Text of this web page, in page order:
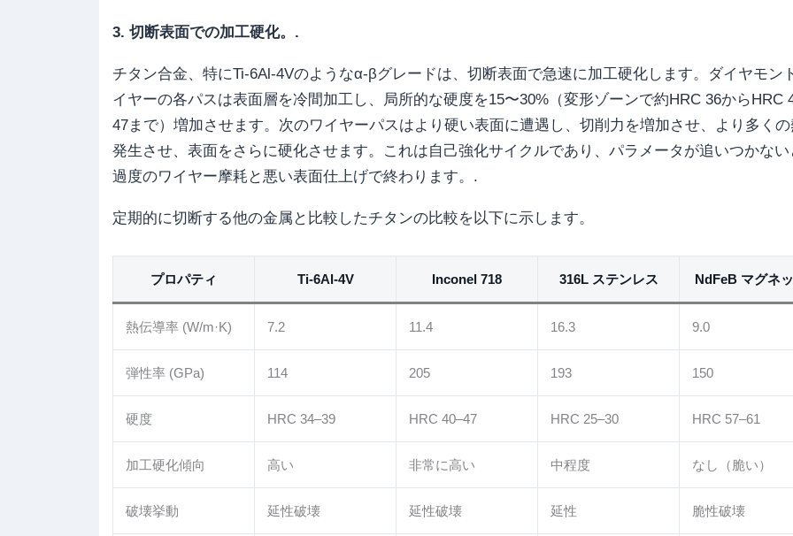
3. 切断表面での加工硬化。.
チタン合金、特にTi-6Al-4Vのようなα-βグレードは、切断表面で急速に加工硬化します。ダイヤモン
イヤーの各パスは表面層を冷間加工し、局所的な硬度を15〜30%（変形ゾーンで約HRC 36からHRC
47まで）増加させます。次のワイヤーパスはより硬い表面に遭遇し、切削力を増加させ、より多くの
発生させ、表面をさらに硬化させます。これは自己強化サイクルであり、パラメータが追いつかない
過度のワイヤー摩耗と悪い表面仕上げで終わります。.
定期的に切断する他の金属と比較したチタンの比較を以下に示します。
プロパティ Ti-6Al-4V Inconel 718 316L ステンレス NdFeB マグネ
熱伝導率 (W/m·K) 7.2 11.4 16.3 9.0
弾性率 (GPa) 114 205 193 150
硬度 HRC 34–39 HRC 40–47 HRC 25–30 HRC 57–61
加工硬化傾向 高い 非常に高い 中程度 なし（脆い）
破壊挙動 延性破壊 延性破壊 延性 脆性破壊